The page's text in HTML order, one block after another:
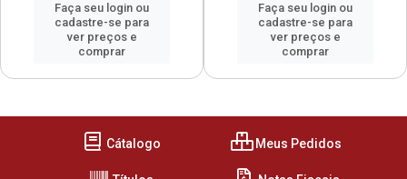
Faça seu login ou
cadastre-se para
ver preços e
comprar
Faça seu login ou
cadastre-se para
ver preços e
comprar
Cátalogo Meus Pedidos